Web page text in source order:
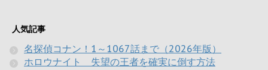
人気記事
名探偵コナン！1～1067話まで（2026年版）
ホロウナイト 失望の王者を確実に倒す方法